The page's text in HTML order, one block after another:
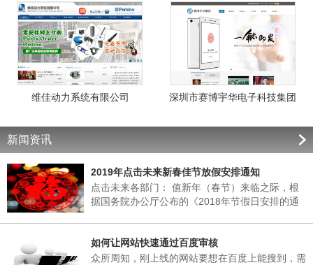
维佳动力系统有限公司 深圳市赛博宇华电子科技集团
新闻资讯
2019年点击未来新春佳节放假安排通知
点击未来各部门： 值新年（春节）来临之际，根
据国务院办公厅公布的《2018年节假日安排的通
下： 一、春节放假时间：为02月06日至02月25
日，02月25日(星期天)正常上班。 二、各部门接
如何让网站快速通过百度审核
众所周知，刚上线的网站要想在百度上能搜到，需